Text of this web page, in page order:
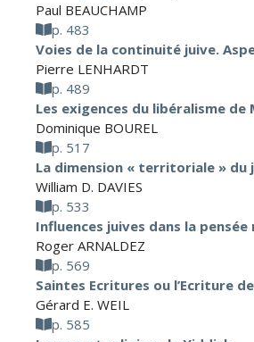
Paul BEAUCHAMP
p. 483
Voies de la continuité juive.
Pierre LENHARDT
p. 489
Les exigences du libéralisme de
Dominique BOUREL
p. 517
La dimension « territoriale » du
William D. DAVIES
p. 533
Influences juives dans la pensée
Roger ARNALDEZ
p. 569
Saintes Ecritures ou l’Ecriture de
Gérard E. WEIL
p. 585